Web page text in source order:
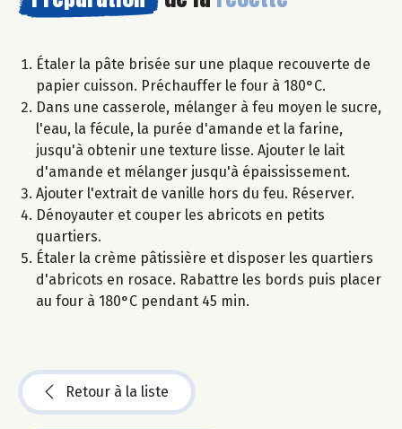
Étaler la pâte brisée sur une plaque recouverte de
papier cuisson. Préchauffer le four à 180°C.
Dans une casserole, mélanger à feu moyen le sucre,
l'eau, la fécule, la purée d'amande et la farine,
jusqu'à obtenir une texture lisse. Ajouter le lait
d'amande et mélanger jusqu'à épaississement.
Ajouter l'extrait de vanille hors du feu. Réserver.
Dénoyauter et couper les abricots en petits
quartiers.
Étaler la crème pâtissière et disposer les quartiers
d'abricots en rosace. Rabattre les bords puis placer
au four à 180°C pendant 45 min.
Retour à la liste